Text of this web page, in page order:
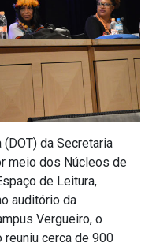
da Secretaria
meio dos Núcleos de
de Leitura,
auditório da
Vergueiro, o
reuniu cerca de 900